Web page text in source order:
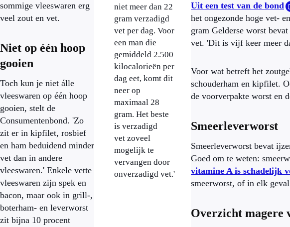
sommige vleeswaren erg
veel zout en vet.
Niet op één hoop
gooien
Toch kun je niet álle
vleeswaren op één hoop
gooien, stelt de
Consumentenbond. 'Zo
zit er in kipfilet, rosbief
en ham beduidend minder
vet dan in andere
vleeswaren.' Enkele vette
vleeswaren zijn spek en
bacon, maar ook in grill-,
boterham- en leverworst
zit bijna 10 procent
niet meer dan 22
gram verzadigd
vet per dag. Voor
een man die
gemiddeld 2.500
kilocalorieën per
dag eet, komt dit
neer op
maximaal 28
gram. Het beste
is verzadigd
vet zoveel
mogelijk te
vervangen door
onverzadigd vet.'
Uit een test van de bond
het ongezonde hoge vet-
gram Gelderse worst
vet. 'Dit is vijf keer meer
Voor wat betreft het
schouderham en kipfilet.
de voorverpakte worst en
Smeerleverworst
Smeerleverworst bevat
Goed om te weten:
vitamine A is schadelijk
smeerworst, of in elk
Overzicht magere